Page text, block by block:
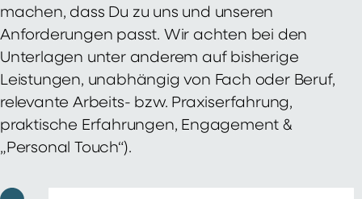
machen, dass Du zu uns und unseren
Anforderungen passt. Wir achten bei den
Unterlagen unter anderem auf bisherige
Leistungen, unabhängig von Fach oder Beruf,
relevante Arbeits- bzw. Praxiserfahrung,
praktische Erfahrungen, Engagement &
„Personal Touch“).